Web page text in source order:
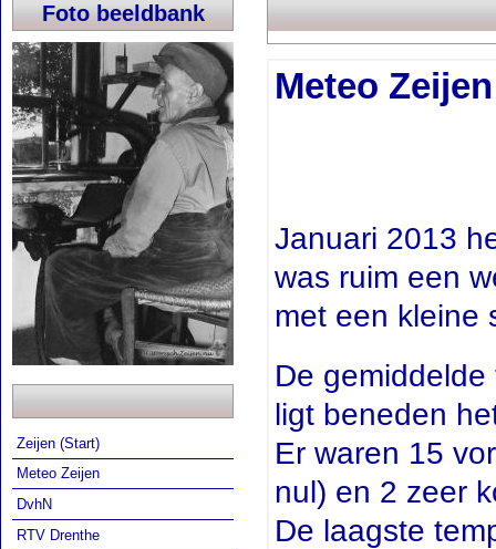
Foto beeldbank
Zeijen (Start)
Meteo Zeijen
DvhN
RTV Drenthe
Meteo
Januari 2013
was ruim een
met een kleine
De
ligt beneden
Er waren 15
nul) en 2 zeer
De laagste